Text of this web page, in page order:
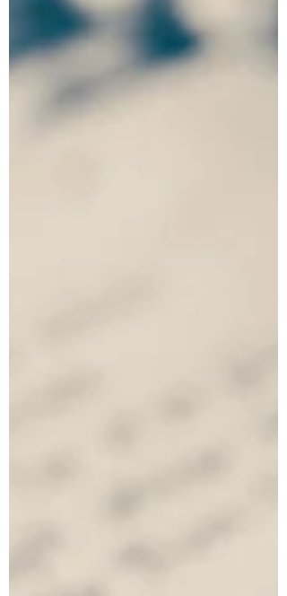
persönlicher Entfaltung oder um neue
Erfahrungen zu sammeln. Doch wie
beginnt man so einen Prozess, ohne die
Beziehung zu überfordern oder das